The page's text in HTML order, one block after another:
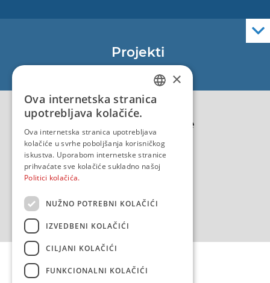
Projekti
EU - Projekt Core
EU - EU/IPA Projekt JASPPer
EU - Projekt NauTour
Politika kvalitete
CROATIAN
×
Ova internetska stranica
upotrebljava kolačiće.
Ova internetska stranica upotrebljava
kolačiće u svrhe poboljšanja korisničkog
iskustva. Uporabom internetske stranice
prihvaćate sve kolačiće sukladno našoj
Politici kolačića.
NUŽNO POTREBNI KOLAČIĆI
IZVEDBENI KOLAČIĆI
CILJANI KOLAČIĆI
FUNKCIONALNI KOLAČIĆI